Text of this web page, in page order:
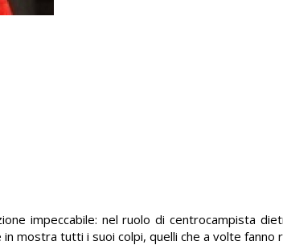
impeccabile: nel ruolo di centrocampista
mostra tutti i suoi colpi, quelli che a volte fanno